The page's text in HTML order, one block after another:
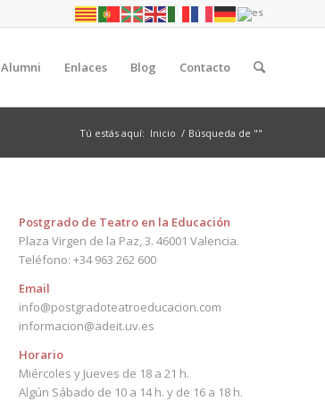
Alumni Enlaces Blog Contacto
Tú estás aquí: Inicio / Búsqueda de ""
Postgrado de Teatro en la Educación
Plaza Virgen de la Paz, 3. 46001 Valencia.
Teléfono: +34 963 262 600
Email
info@postgradoteatroeducacion.com
informacion@adeit.uv.es
Horario
Miércoles y Jueves de 18 a 21 h.
Algún Sábado de 10 a 14 h. y de 16 a 18 h.